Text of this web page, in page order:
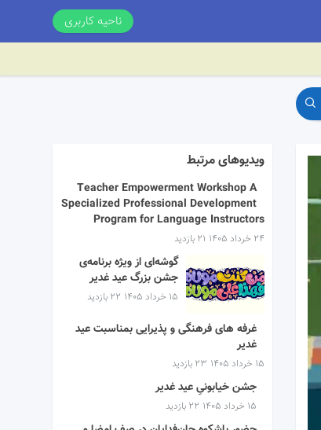
ناحیه کاربری
ویدیوهای مرتبط
Teacher Empowerment Workshop A
Specialized Professional Development
Program for Language Instructors
۲۴ خرداد ۱۴۰۵ 21 بازدید
گوشه‌ای از ویژه برنامه‌ی
جشن بزرگ عید غدیر
۱۵ خرداد ۱۴۰۵ 22 بازدید
غرفه های فرهنگی و پذیرایی بمناسبت عید
غدیر
۱۵ خرداد ۱۴۰۵ 23 بازدید
جشن خیابونیِ عید غدیر
۱۵ خرداد ۱۴۰۵ 22 بازدید